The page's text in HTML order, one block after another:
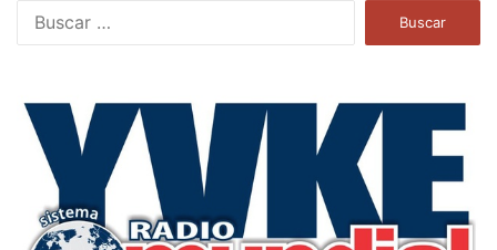
a